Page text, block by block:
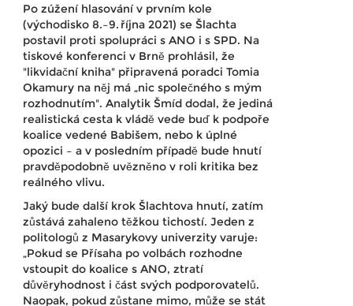
Po zúžení hlasování v prvním kole
(východisko 8.–9. října 2021) se Šlachta
postavil proti spolupráci s ANO i s SPD. Na
tiskové konferenci v Brně prohlásil, že
"likvidační kniha" připravená poradci Tomia
Okamury na něj má „nic společného s mým
rozhodnutím". Analytik Šmíd dodal, že jediná
realistická cesta k vládě vede buď k podpoře
koalice vedené Babišem, nebo k úplné
opozici – a v posledním případě bude hnutí
pravděpodobně uvězněno v roli kritika bez
reálného vlivu.
Jaký bude další krok Šlachtova hnutí, zatím
zůstává zahaleno těžkou tichostí. Jeden z
politologů z Masarykovy univerzity varuje:
„Pokud se Přísaha po volbách rozhodne
vstoupit do koalice s ANO, ztratí
důvěryhodnost i část svých podporovatelů.
Naopak, pokud zůstane mimo, může se stát